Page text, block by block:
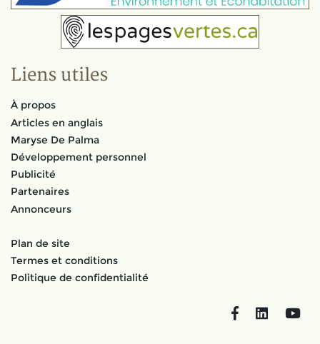
Liens utiles
À propos
Articles en anglais
Maryse De Palma
Développement personnel
Publicité
Partenaires
Annonceurs
Plan de site
Termes et conditions
Politique de confidentialité
FacebookLinkedIn